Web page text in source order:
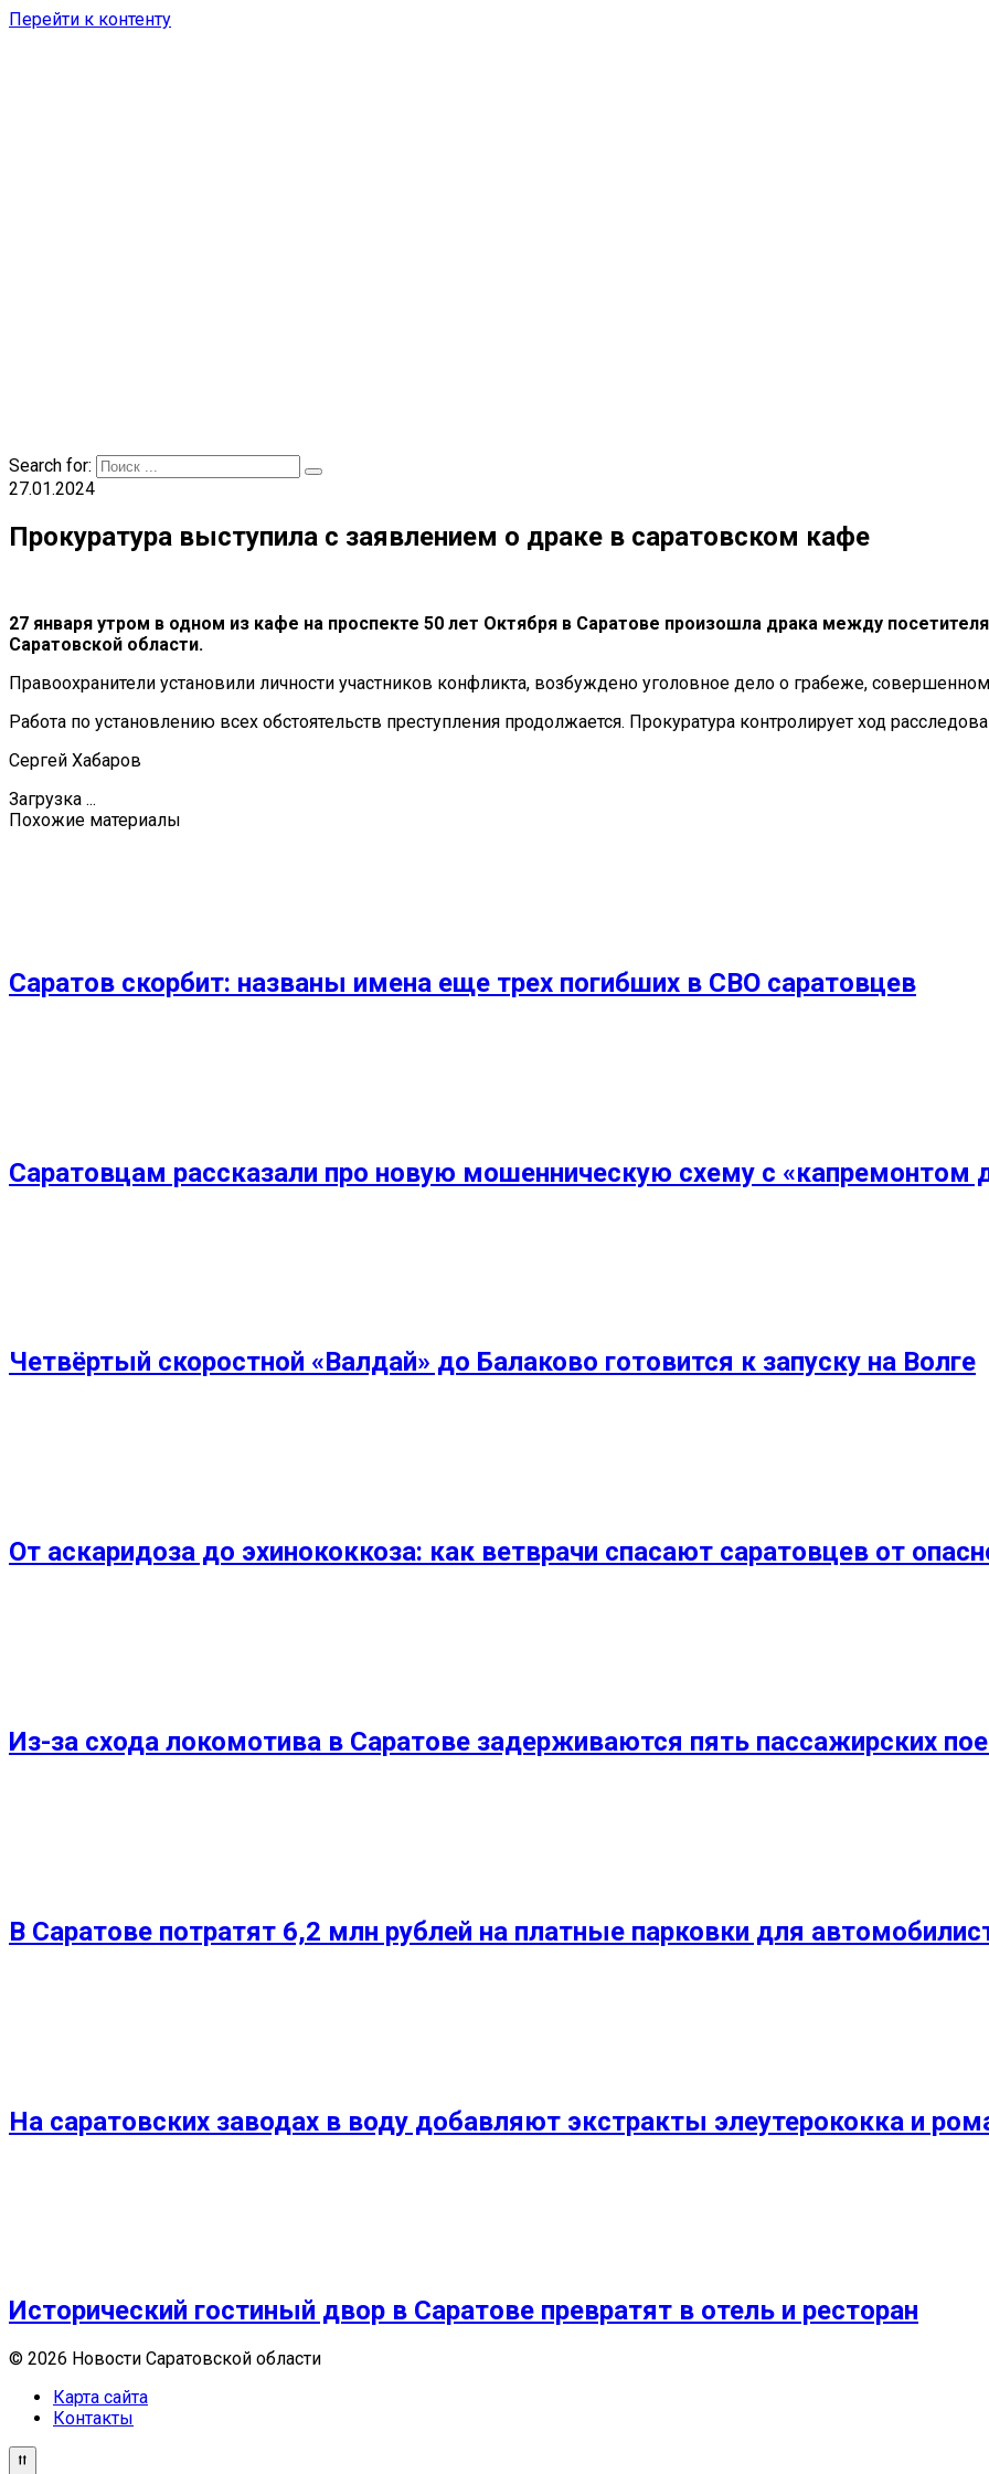
Перейти к контенту
Search for:
27.01.2024
Прокуратура выступила с заявлением о драке в саратовском кафе
27 января утром в одном из кафе на проспекте 50 лет Октября в Саратове произошла драка между
Саратовской области.
Правоохранители установили личности участников конфликта, возбуждено уголовное дело о грабеже,
Работа по установлению всех обстоятельств преступления продолжается. Прокуратура контролирует ход
Сергей Хабаров
Загрузка ...
Похожие материалы
Саратов скорбит: названы имена еще трех погибших в СВО саратовцев
Саратовцам рассказали про новую мошенническую схему с «капремонтом
Четвёртый скоростной «Валдай» до Балаково готовится к запуску на Волге
От аскаридоза до эхинококкоза: как ветврачи спасают саратовцев от
Из-за схода локомотива в Саратове задерживаются пять пассажирских
В Саратове потратят 6,2 млн рублей на платные парковки для
На саратовских заводах в воду добавляют экстракты элеутерококка и
Исторический гостиный двор в Саратове превратят в отель и ресторан
© 2026 Новости Саратовской области
Карта сайта
Контакты